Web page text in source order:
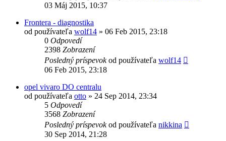
03 Máj 2015, 10:37
Frontera - diagnostika
od používateľa wolf14 » 06 Feb 2015, 23:18
0 Odpovedí
2398 Zobrazení
Posledný príspevokod používateľa wolf14
06 Feb 2015, 23:18
opel vivaro DO centralu
od používateľa otto » 24 Sep 2014, 23:34
5 Odpovedí
3568 Zobrazení
Posledný príspevokod používateľa nikkina
30 Sep 2014, 21:28